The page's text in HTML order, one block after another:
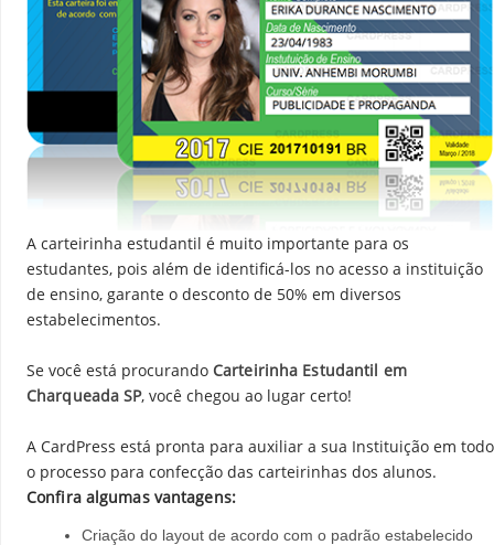
A carteirinha estudantil é muito importante para os
estudantes, pois além de identificá-los no acesso a instituição
de ensino, garante o desconto de 50% em diversos
estabelecimentos.
Se você está procurando Carteirinha Estudantil em
Charqueada SP, você chegou ao lugar certo!
A CardPress está pronta para auxiliar a sua Instituição em todo
o processo para confecção das carteirinhas dos alunos.
Confira algumas vantagens:
Criação do layout de acordo com o padrão estabelecido